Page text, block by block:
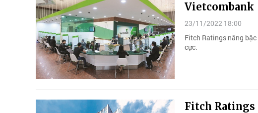
Vietcombank
23/11/2022 18:00
Fitch Ratings nâng
cực.
Fitch Ratings